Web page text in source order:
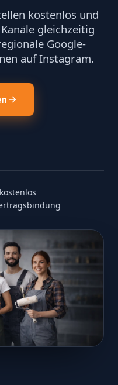
kostenlos und
gleichzeitig
Google-
auf Instagram.